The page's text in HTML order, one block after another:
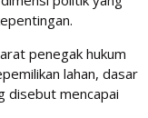
penegak hukum
lahan, dasar
disebut mencapai